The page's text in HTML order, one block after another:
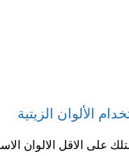
الألوان الزيتية
على الاقل الالوان